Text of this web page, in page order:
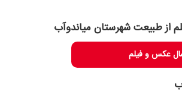
از طبیعت شهرستان میاندوآب
عکس و فیلم